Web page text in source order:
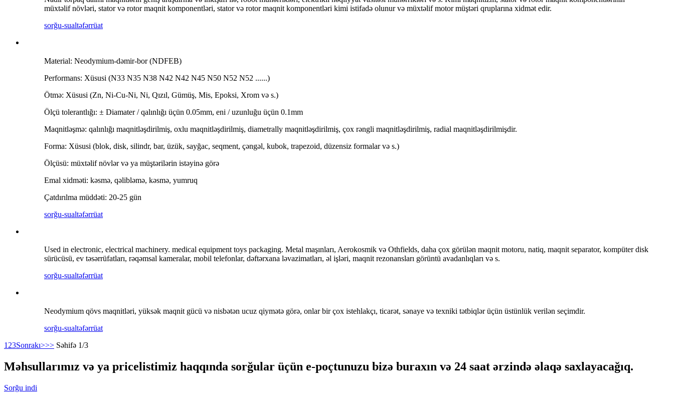
müxtəlif növləri, stator və rotor maqnit komponentləri, stator və rotor maqnit komponentləri kimi istifadə olunur və müxtəlif motor müştəri qruplarına xidmət edir.
sorğu-sualtəfərrüat
Material: Neodymium-dəmir-bor (NDFEB)
Performans: Xüsusi (N33 N35 N38 N42 N42 N45 N50 N52 N52 ......)
Ötmə: Xüsusi (Zn, Ni-Cu-Ni, Ni, Qızıl, Gümüş, Mis, Epoksi, Xrom və s.)
Ölçü tolerantlığı: ± Diamater / qalınlığı üçün 0.05mm, eni / uzunluğu üçün 0.1mm
Maqnitləşmə: qalınlığı maqnitləşdirilmiş, oxlu maqnitləşdirilmiş, diametrally maqnitləşdirilmiş, çox rəngli maqnitləşdirilmiş, radial maqnitləşdirilmişdir.
Forma: Xüsusi (blok, disk, silindr, bar, üzük, sayğac, seqment, çəngəl, kubok, trapezoid, düzensiz formalar və s.)
Ölçüsü: müxtəlif növlər və ya müştərilərin istəyinə görə
Emal xidməti: kəsmə, qəlibləmə, kəsmə, yumruq
Çatdırılma müddəti: 20-25 gün
sorğu-sualtəfərrüat
Used in electronic, electrical machinery. medical equipment toys packaging. Metal maşınları, Aerokosmik və Othfields, daha çox görülən maqnit motoru, natiq, maqnit separator, kompüter disk
sürücüsü, ev təsərrüfatları, rəqəmsal kameralar, mobil telefonlar, dəftərxana ləvazimatları, əl işləri, maqnit rezonansları görüntü avadanlıqları və s.
sorğu-sualtəfərrüat
Neodymium qövs maqnitləri, yüksək maqnit gücü və nisbətən ucuz qiymətə görə, onlar bir çox istehlakçı, ticarət, sənaye və texniki tətbiqlər üçün üstünlük verilən seçimdir.
sorğu-sualtəfərrüat
1 23Sonrakı>>> Səhifə 1/3
Məhsullarımız və ya pricelistimiz haqqında sorğular üçün e-poçtunuzu bizə buraxın və 24 saat ərzində əlaqə saxlayacağıq.
Sorğu indi